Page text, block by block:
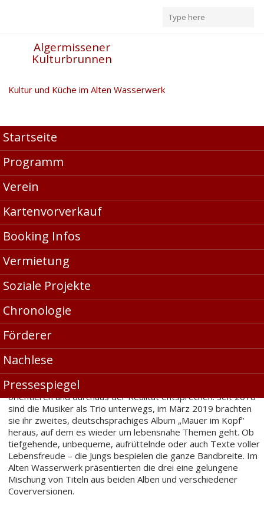
Algermissener
Kulturbrunnen
Kultur und Küche im Alten Wasserwerk
Startseite
Programm
Verein
Kartenvorverkauf
Booking Infos
Vermietung
Soziale Projekte
Chronologie
Förderer
Nachlese
Pressespiegel
2020
25. Januar 2020 – Jonah and the tree
Mauer im Kopf – Tour
Mit entspanntem Groove glänzte das Trio Jonah and the
tree aus Celle im Alten Wasserwerk Algermissen
Zum ersten Mal gaben sich die Celler Musiker der Band Jonah
and the tree die Ehre und traten im Alten Wasserwerk
Algermissen auf. Jonah an the tree – das sind Jonas Almeloo
(Gesang und Gitarre), Christian Förster (Gesang) und Tino
Schumeier (E-Gitarre und Backings).
Bandgründer Jonas und Sänger Christian tourten anfangs als
Duo; 2016 veröffentlichten sie ihr erstes Album „Memo an
mich selbst“. Dabei handelt es sich um eine Mischung aus
englischen und deutschen Texten, die sich am Leben
orientieren und durchaus der Realität entsprechen. Seit 2018
sind die Musiker als Trio unterwegs, im März 2019 brachten
sie ihr zweites, deutschsprachiges Album „Mauer im Kopf“
heraus, auf dem es wieder um lebensnahe Themen geht. Ob
tiefgehende, unbequeme, aufrüttelnde oder auch Texte voller
Lebensfreude – die Jungs bespielen die ganze Bandbreite. Im
Alten Wasserwerk präsentierten die drei eine gelungene
Mischung von Titeln aus beiden Alben und verschiedener
Coverversionen.